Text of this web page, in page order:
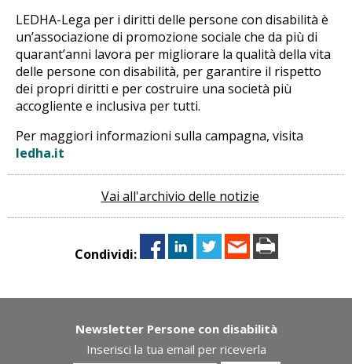
LEDHA-Lega per i diritti delle persone con disabilità è
un’associazione di promozione sociale che da più di
quarant’anni lavora per migliorare la qualità della vita
delle persone con disabilità, per garantire il rispetto
dei propri diritti e per costruire una società più
accogliente e inclusiva per tutti.
Per maggiori informazioni sulla campagna, visita
ledha.it
Vai all'archivio delle notizie
Condividi:
Newsletter Persone con disabilità
Inserisci la tua email per riceverla